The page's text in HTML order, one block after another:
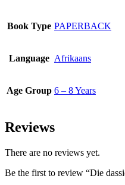
Book Type PAPERBACK
Language Afrikaans
Age Group 6 – 8 Years
Reviews
There are no reviews yet.
Be the first to review “Die